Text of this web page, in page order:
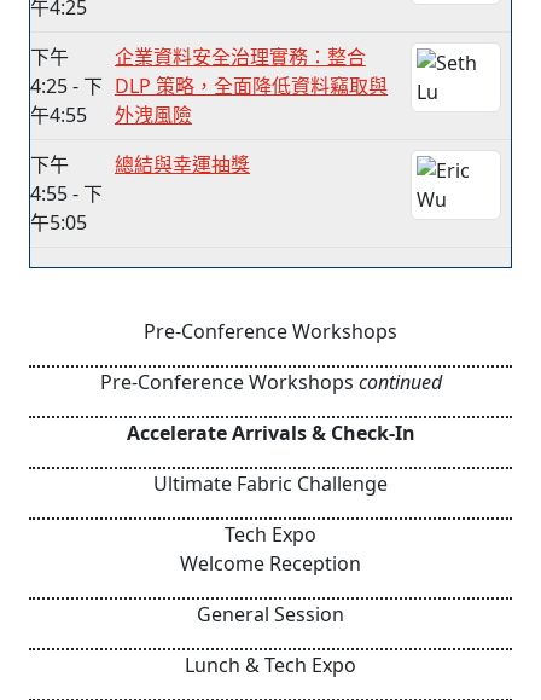
午4:25
下午
4:25 - 下
午4:55
企業資料安全治理實務：整合
DLP 策略，全面降低資料竊取與
外洩風險
下午
4:55 - 下
午5:05
總結與幸運抽獎
Pre-Conference Workshops
Pre-Conference Workshops continued
Accelerate Arrivals & Check-In
Ultimate Fabric Challenge
Tech Expo
Welcome Reception
General Session
Lunch & Tech Expo